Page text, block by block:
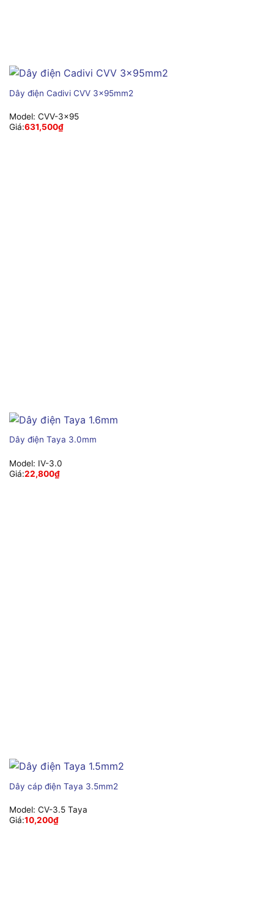
Dây điện Cadivi CVV 3x95mm2
Model: CVV-3x95
Giá:631,500₫
Dây điện Taya 3.0mm
Model: IV-3.0
Giá:22,800₫
Dây cáp điện Taya 3.5mm2
Model: CV-3.5 Taya
Giá:10,200₫